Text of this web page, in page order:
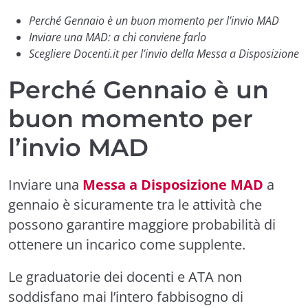
Perché Gennaio è un buon momento per l’invio MAD
Inviare una MAD: a chi conviene farlo
Scegliere Docenti.it per l’invio della Messa a Disposizione
Perché Gennaio è un
buon momento per
l’invio MAD
Inviare una Messa a Disposizione MAD a
gennaio è sicuramente tra le attività che
possono garantire maggiore probabilità di
ottenere un incarico come supplente.
Le graduatorie dei docenti e ATA non
soddisfano mai l’intero fabbisogno di